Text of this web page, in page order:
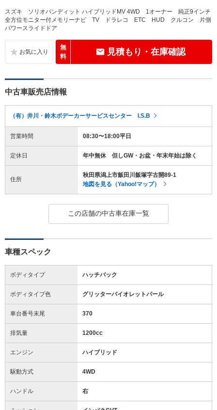
スズキ ソリオバンディット ハイブリッドMV 4WD 1オーナー 純正9インチ
全方位モニター付メモリーナビ TV ドラレコ ETC HUD クルコン 片側
パワースライドドア
無
料
見積もり・在庫確認
中古車販売店情報
（有）井川・鈴木ボデーカーサービスセンター I.S.B
営業時間 08:30〜18:00平日
定休日 年中無休 但しGW・お盆・年末年始は除く
住所
秋田県潟上市飯田川飯塚字古開89-1
地図を見る（Yahoo!マップ）
この店舗の中古車在庫一覧
車種スペック
ボディタイプ ハッチバック
ボディタイプ色 グリッターバイオレットパール
車台番号末尾 370
排気量 1200cc
エンジン ハイブリッド
駆動方式 4WD
ハンドル 右